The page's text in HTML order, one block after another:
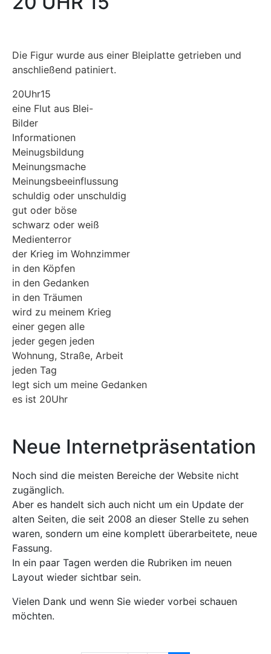
Die Figur wurde aus einer Bleiplatte getrieben und
anschließend patiniert.
20Uhr15
eine Flut aus Blei-
Bilder
Informationen
Meinugsbildung
Meinungsmache
Meinungsbeeinflussung
schuldig oder unschuldig
gut oder böse
schwarz oder weiß
Medienterror
der Krieg im Wohnzimmer
in den Köpfen
in den Gedanken
in den Träumen
wird zu meinem Krieg
einer gegen alle
jeder gegen jeden
Wohnung, Straße, Arbeit
jeden Tag
legt sich um meine Gedanken
es ist 20Uhr
Neue Internetpräsentation
Noch sind die meisten Bereiche der Website nicht
zugänglich.
Aber es handelt sich auch nicht um ein Update der
alten Seiten, die seit 2008 an dieser Stelle zu sehen
waren, sondern um eine komplett überarbeitete, neue
Fassung.
In ein paar Tagen werden die Rubriken im neuen
Layout wieder sichtbar sein.
Vielen Dank und wenn Sie wieder vorbei schauen
möchten.